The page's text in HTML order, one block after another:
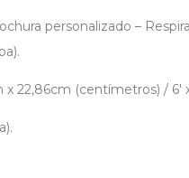
personalizado –
22,86cm (centímetros) / 6′